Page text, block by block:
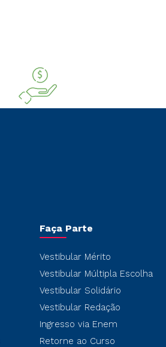
Faça Parte
Vestibular Mérito
Vestibular Múltipla Escolha
Vestibular Solidário
Vestibular Redação
Ingresso via Enem
Retorne ao Curso